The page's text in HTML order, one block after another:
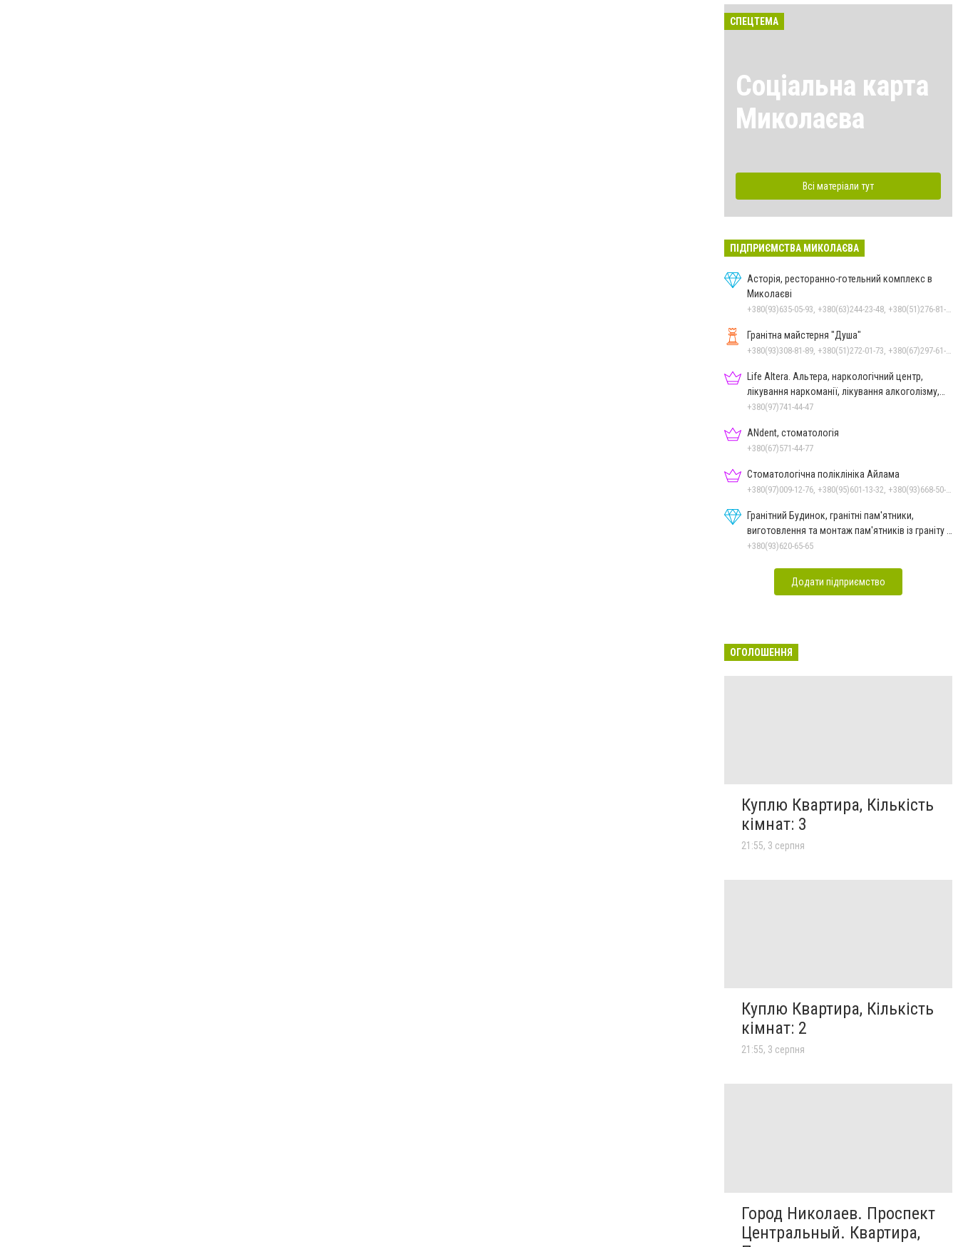
СПЕЦТЕМА
Соціальна карта
Миколаєва
Всі матеріали тут
ПІДПРИЄМСТВА МИКОЛАЄВА
Асторія, ресторанно-готельний комплекс в
Миколаєві
Гранітна майстерня "Душа"
Life Altera. Альтера, наркологічний центр,
лікування наркоманії, лікування алкоголізму,
зняття ломки
+380(97)741-44-47
ANdent, стоматологія
+380(67)571-44-77
Стоматологічна поліклініка Айлама
Гранітний Будинок, гранітні пам'ятники,
виготовлення та монтаж пам'ятників із граніту в
Миколаєві
+380(93)620-65-65
Додати підприємство
ОГОЛОШЕННЯ
Куплю Квартира, Кількість
кімнат: 3
21:55, 3 серпня
Куплю Квартира, Кількість
кімнат: 2
21:55, 3 серпня
Город Николаев. Проспект
Центральный. Квартира,